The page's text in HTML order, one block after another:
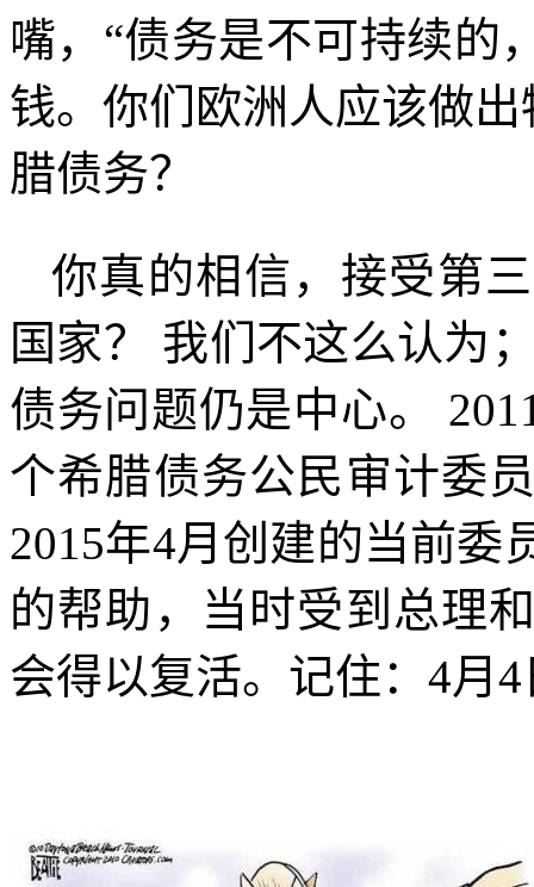
嘴，“债务是不可持续的
钱。你们欧洲人应该做
腊债务？
你真的相信，接受第
国家？ 我们不这么认为
债务问题仍是中心。
个希腊债务公民审计委
2015年4月创建的当前委
的帮助，当时受到总理
会得以复活。记住： 4月 4